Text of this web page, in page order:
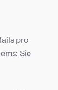
pro
Sie